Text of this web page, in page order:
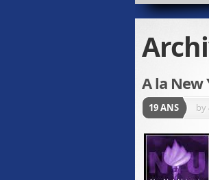
A la
19 ANS by